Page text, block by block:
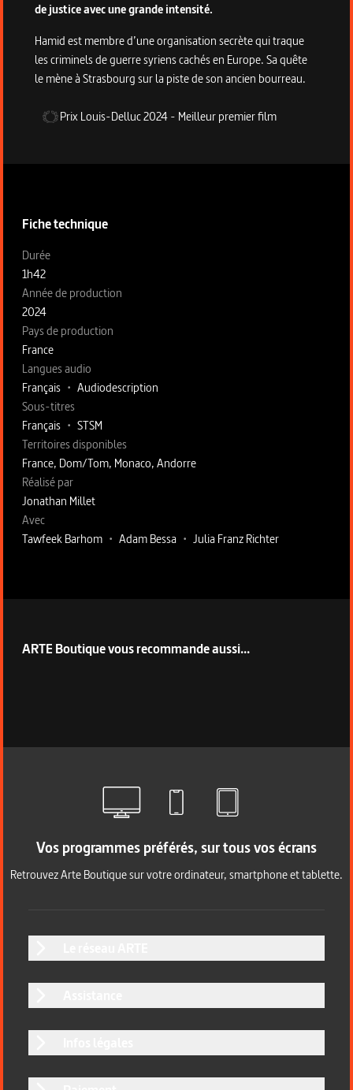
de justice avec une grande intensité.
Hamid est membre d’une organisation secrète qui traque
les criminels de guerre syriens cachés en Europe. Sa quête
le mène à Strasbourg sur la piste de son ancien bourreau.
Prix Louis-Delluc2024- Meilleur premier film
Fiche technique
Fiche technique section gauche
Durée
1h42
Année de production
2024
Pays de production
France
Langues audio
Français • Audiodescription
Sous-titres
Français • STSM
Territoires disponibles
France, Dom/Tom, Monaco, Andorre
Fiche technique section droite
Réalisé par
Jonathan Millet
Avec
Tawfeek Barhom • Adam Bessa • Julia Franz Richter
ARTE Boutique vous recommande aussi...
Vos programmes préférés, sur tous vos écrans
Retrouvez Arte Boutique sur votre ordinateur, smartphone et tablette.